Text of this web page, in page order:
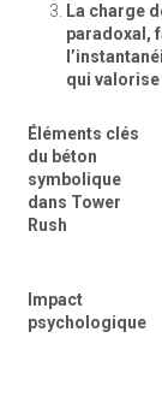
La charge
paradoxal,
qui
Éléments clés
du béton
symbolique
dans Tower
Rush
Impact
psychologique